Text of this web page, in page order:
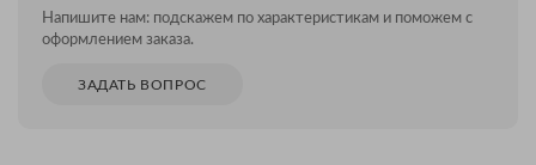
Напишите нам: подскажем по характеристикам и поможем с
оформлением заказа.
ЗАДАТЬ ВОПРОС